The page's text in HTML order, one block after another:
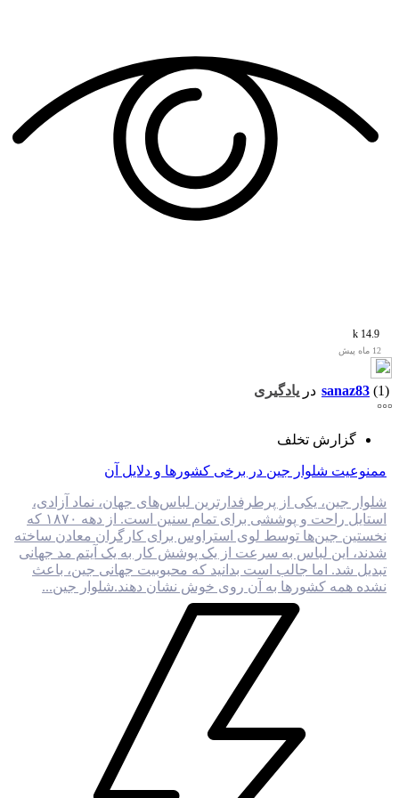
14.9 k
12 ماه پیش
sanaz83 (1) در یادگیری
گزارش تخلف
ممنوعیت شلوار جین در برخی کشورها و دلایل آن
شلوار جین، یکی از پرطرفدارترین لباس‌های جهان، نماد آزادی،
استایل راحت و پوششی برای تمام سنین است. از دهه ۱۸۷۰ که
نخستین جین‌ها توسط لوی استراوس برای کارگران معادن ساخته
شدند، این لباس به سرعت از یک پوشش کار به یک آیتم مد جهانی
تبدیل شد. اما جالب است بدانید که محبوبیت جهانی جین، باعث
نشده همه کشورها به آن روی خوش نشان دهند.شلوار جین...